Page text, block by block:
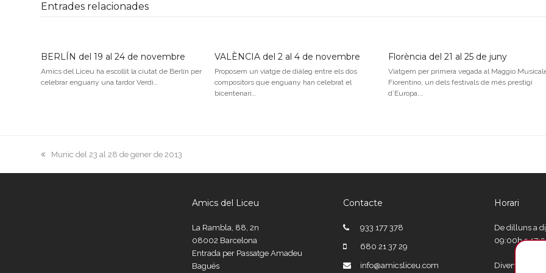
Entrades relacionades
BERLÍN del 19 al 24 de novembre
Amics del Liceu ha escollit la ciutat de Berlín per
celebrar enguany una tardor Verdi…
VALÈNCIA del 2 al 4 de novembre
Proposem un viatge de diàleg entre els dos
compositors que enguany han celebrat el
bicentenari…
Florència del 21 al 25 de juny
Viatgem per primera vegada al Maggio
Fiorentino, un dels festivals de més prestigi
d’Europa,…
previous
Munic del 23 al 28 de gener de 2013
Amics del Liceu
La Rambla, 88, 2n
08002 Barcelona
Entrada per Passatge Amadeu
Bagués
Contacte
933 177 378
680 21 37 29
info@amicsliceu.com
Horari
De dilluns a
09:00h a
Divendres